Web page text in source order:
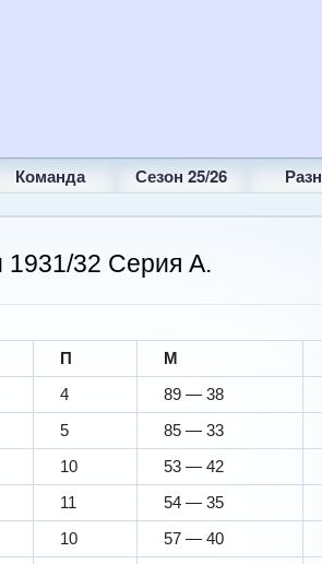
Команда Сезон 25/26
1931/32 Серия A.
П М
4 89 — 38
5 85 — 33
10 53 — 42
11 54 — 35
10 57 — 40